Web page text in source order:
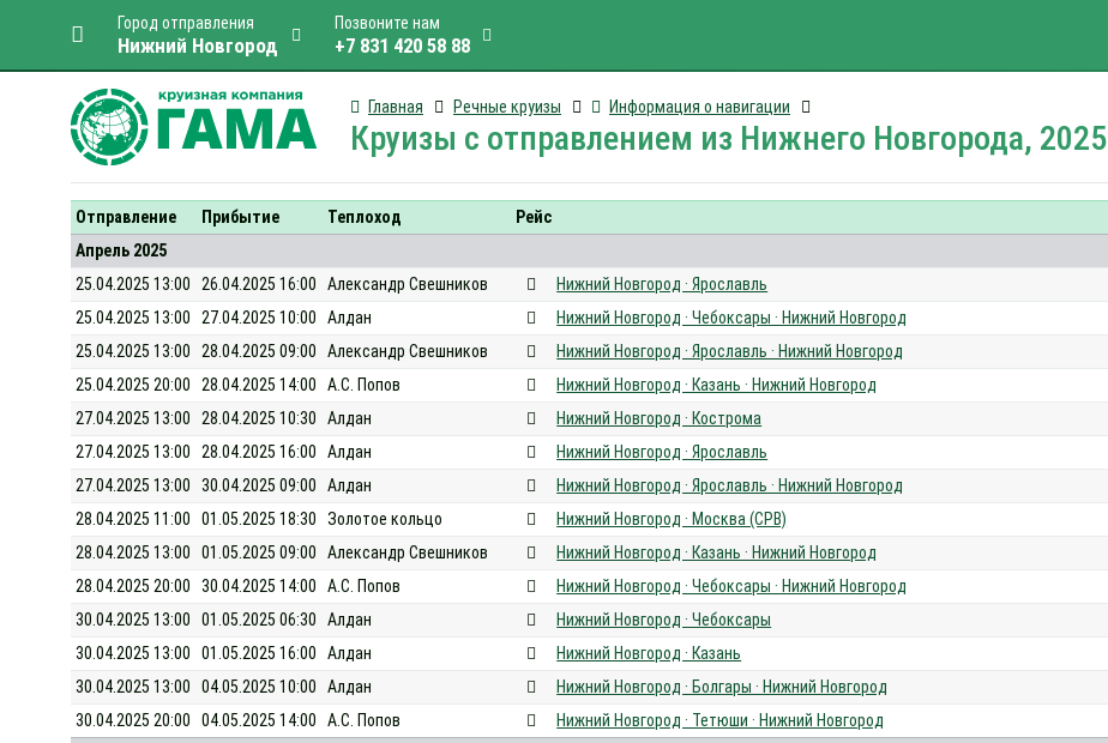
Город отправления
Нижний Новгород
Позвоните нам
+7 831 420 58 88
Главная Речные круизы Информация о навигации
Круизы с отправлением из Нижнего Новгорода, 2025
Отправление Прибытие Теплоход
Рейс
Апрель 2025
25.04.2025 13:00
26.04.2025 16:00 Александр Свешников
Нижний Новгород · Ярославль
25.04.2025 13:00
27.04.2025 10:00 Алдан
Нижний Новгород · Чебоксары · Нижний Новгород
25.04.2025 13:00
28.04.2025 09:00 Александр Свешников
Нижний Новгород · Ярославль · Нижний Новгород
25.04.2025 20:00
28.04.2025 14:00 А.С. Попов
Нижний Новгород · Казань · Нижний Новгород
27.04.2025 13:00
28.04.2025 10:30 Алдан
Нижний Новгород · Кострома
27.04.2025 13:00
28.04.2025 16:00 Алдан
Нижний Новгород · Ярославль
27.04.2025 13:00
30.04.2025 09:00 Алдан
Нижний Новгород · Ярославль · Нижний Новгород
28.04.2025 11:00
01.05.2025 18:30 Золотое кольцо
Нижний Новгород · Москва (СРВ)
28.04.2025 13:00
01.05.2025 09:00 Александр Свешников
Нижний Новгород · Казань · Нижний Новгород
28.04.2025 20:00
30.04.2025 14:00 А.С. Попов
Нижний Новгород · Чебоксары · Нижний Новгород
30.04.2025 13:00
01.05.2025 06:30 Алдан
Нижний Новгород · Чебоксары
30.04.2025 13:00
01.05.2025 16:00 Алдан
Нижний Новгород · Казань
30.04.2025 13:00
04.05.2025 10:00 Алдан
Нижний Новгород · Болгары · Нижний Новгород
30.04.2025 20:00
04.05.2025 14:00 А.С. Попов
Нижний Новгород · Тетюши · Нижний Новгород